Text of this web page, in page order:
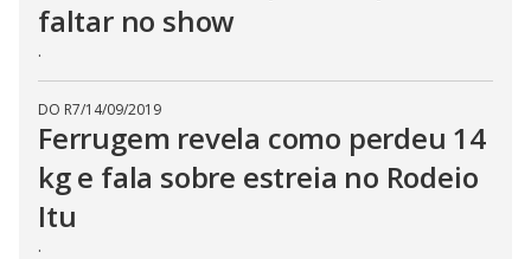
faltar no show
.
DO R7/14/09/2019
Ferrugem revela como perdeu 14
kg e fala sobre estreia no Rodeio
Itu
.